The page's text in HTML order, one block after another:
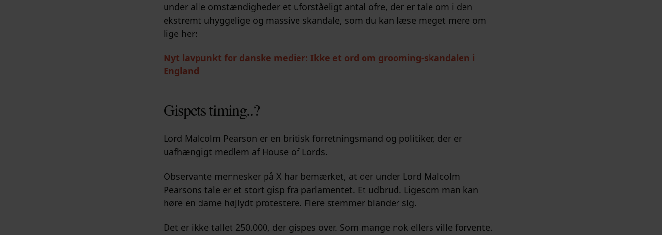
under alle omstændigheder et uforståeligt antal ofre, der er tale om i den
ekstremt uhyggelige og massive skandale, som du kan læse meget mere om
lige her:
Nyt lavpunkt for danske medier: Ikke et ord om grooming-skandalen i
England
Gispets timing..?
Lord Malcolm Pearson er en britisk forretningsmand og politiker, der er
uafhængigt medlem af House of Lords.
Observante mennesker på X har bemærket, at der under Lord Malcolm
Pearsons tale er et stort gisp fra parlamentet. Et udbrud. Ligesom man kan
høre en dame højlydt protestere. Flere stemmer blander sig.
Det er ikke tallet 250.000, der gispes over. Som mange nok ellers ville forvente.